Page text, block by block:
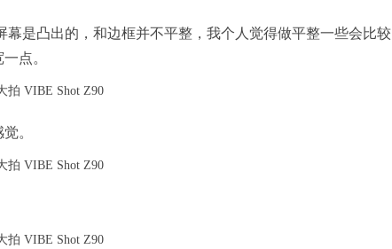
幕是凸出的，和边框并不平整，我个人觉得做平整一些会比较
点。
。